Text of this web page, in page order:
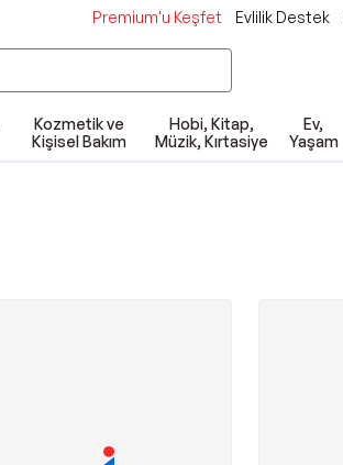
Premium'u Keşfet Evlilik Destek
Kozmetik ve
Kişisel Bakım
Hobi, Kitap,
Müzik, Kırtasiye
Ev,
Yaşam